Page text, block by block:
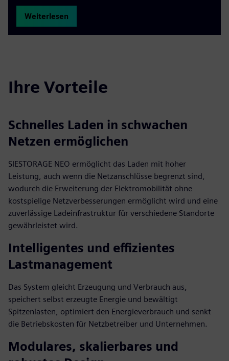
Weiterlesen
Ihre Vorteile
Schnelles Laden in schwachen
Netzen ermöglichen
SIESTORAGE NEO ermöglicht das Laden mit hoher
Leistung, auch wenn die Netzanschlüsse begrenzt sind,
wodurch die Erweiterung der Elektromobilität ohne
kostspielige Netzverbesserungen ermöglicht wird und eine
zuverlässige Ladeinfrastruktur für verschiedene Standorte
gewährleistet wird.
Intelligentes und effizientes
Lastmanagement
Das System gleicht Erzeugung und Verbrauch aus,
speichert selbst erzeugte Energie und bewältigt
Spitzenlasten, optimiert den Energieverbrauch und senkt
die Betriebskosten für Netzbetreiber und Unternehmen.
Modulares, skalierbares und